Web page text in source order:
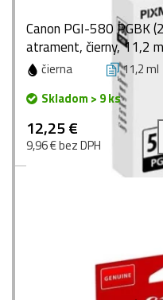
Canon PGI-580 PGBK
atrament, čierny, 11,2
čierna 11,2 ml
Skladom > 9 ks
12,25 €
9,96 € bez DPH